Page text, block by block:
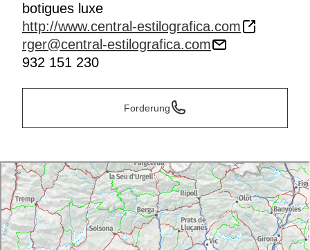
botigues luxe
http://www.central-estilografica.com
rger@central-estilografica.com
932 151 230
Forderung